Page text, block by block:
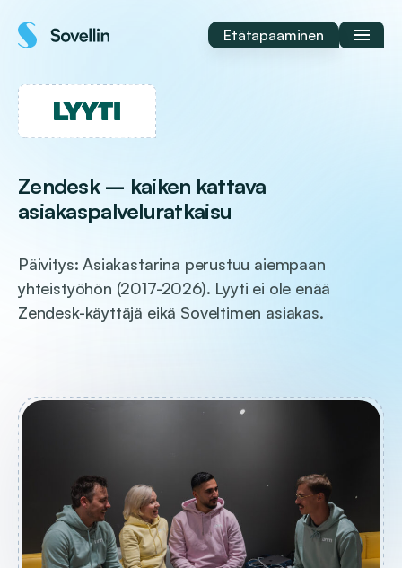
sisältöön
Etätapaaminen
Zendesk – kaiken kattava
asiakaspalveluratkaisu
Päivitys: Asiakastarina perustuu aiempaan
yhteistyöhön (2017-2026). Lyyti ei ole enää
Zendesk-käyttäjä eikä Soveltimen asiakas.